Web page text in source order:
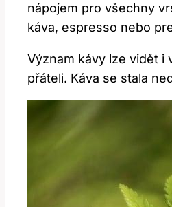
nápojem pro všechny
káva, espresso nebo
Význam kávy lze vidět i
přáteli. Káva se stala